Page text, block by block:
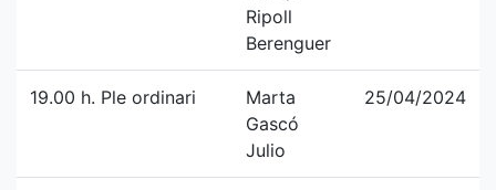
Ripoll
Berenguer
19.00 h. Ple ordinari
Marta
Gascó
Julio
25/04/2024